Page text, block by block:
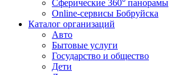
Сферические 360° панорамы
Online-сервисы Бобруйска
Каталог организаций
Авто
Бытовые услуги
Государство и общество
Дети